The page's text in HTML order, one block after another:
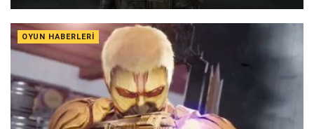
OYUN HABERLERI